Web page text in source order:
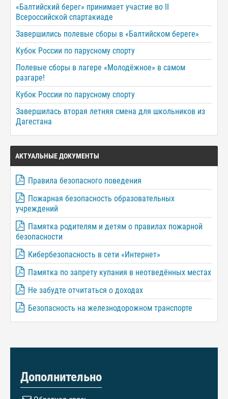
«Балтийский берег» принимает участие во II
Всероссийской спартакиаде
Завершились полевые сборы в «Балтийском береге»
Кубок России по парусному спорту
Полевые сборы в лагере «Молодёжное» в самом
разгаре!
Кубок России по парусному спорту
Завершилась вторая летняя смена для школьников из
Дагестана
АКТУАЛЬНЫЕ ДОКУМЕНТЫ
Правила безопасного поведения
Пожарная безопасность образовательных
учреждений
Памятка родителям и детям о правилах пожарной
безопасности
Кибербезопасность в сети «Интернет»
Памятка по запрету купания в неотведённых местах
Не забудте отчитаться о доходах
Безопасность на железнодорожном транспорте
Дополнительно